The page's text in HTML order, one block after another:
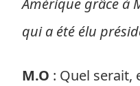
Amérique grâce à
qui a été élu
M.O : Quel serait,